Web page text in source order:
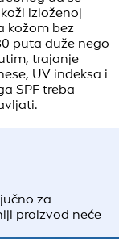
izloženoj
kožom bez
puta duže nego
trajanje
UV indeksa i
SPF treba
za
proizvod neće